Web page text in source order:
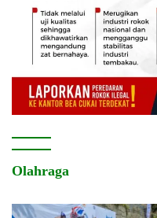
Olahraga